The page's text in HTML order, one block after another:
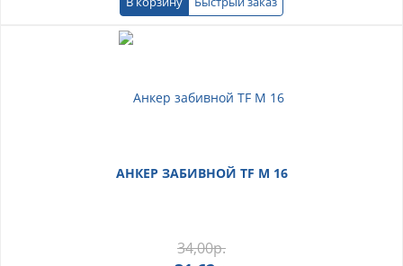
АНКЕР ЗАБИВНОЙ TF М 16
34,00р.